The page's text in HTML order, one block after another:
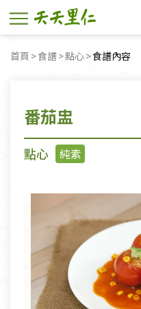
首頁 食譜 點心 目前頁面：
食譜內容
番茄盅
點心
純素